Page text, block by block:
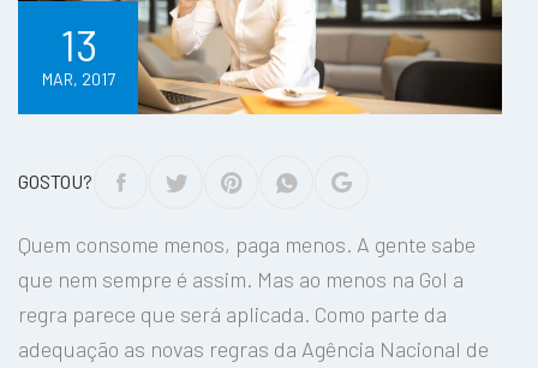
13
MAR, 2017
GOSTOU?
Quem consome menos, paga menos. A gente sabe
que nem sempre é assim. Mas ao menos na Gol a
regra parece que será aplicada. Como parte da
adequação as novas regras da Agência Nacional de